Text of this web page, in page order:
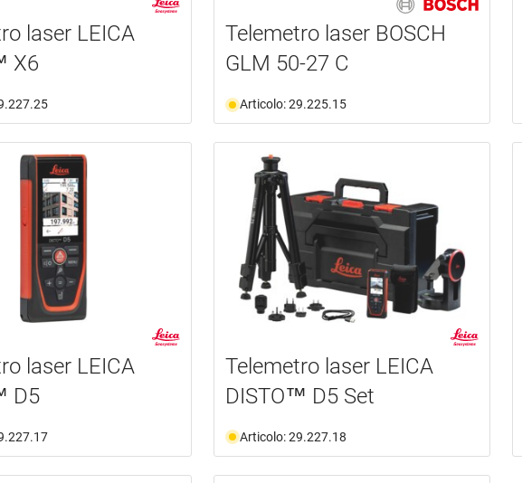
laser LEICA
X6
Telemetro laser BOSCH
GLM 50-27 C
Articolo: 29.225.15
laser LEICA
D5
Telemetro laser LEICA
DISTO™ D5 Set
Articolo: 29.227.18